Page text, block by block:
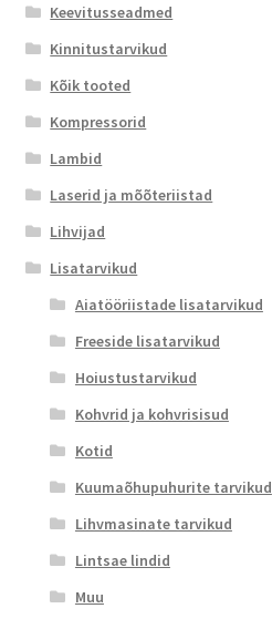
Keevitusseadmed
Kinnitustarvikud
Kõik tooted
Kompressorid
Lambid
Laserid ja mõõteriistad
Lihvijad
Lisatarvikud
Aiatööriistade lisatarvikud
Freeside lisatarvikud
Hoiustustarvikud
Kohvrid ja kohvrisisud
Kotid
Kuumaõhupuhurite tarvikud
Lihvmasinate tarvikud
Lintsae lindid
Muu